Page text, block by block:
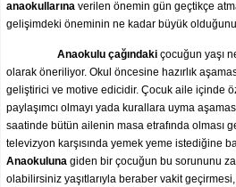
anaokullarına verilen önemin gün geçtikçe
gelişimdeki öneminin ne kadar büyük
Anaokulu çağındaki çocuğun yaşı
olarak öneriliyor. Okul öncesine hazırlık
geliştirici ve motive edicidir. Çocuk aile içinde
paylaşımcı olmayı yada kurallara uyma
saatinde bütün ailenin masa etrafında olması
televizyon karşısında yemek yeme istediğine
Anaokuluna giden bir çocuğun bu sorununu
olabilirsiniz yaşıtlarıyla beraber vakit